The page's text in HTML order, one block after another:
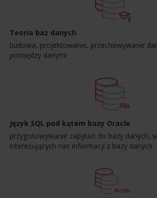
Teoria baz danych
budowa, projektowanie, przechowywanie
pomiędzy danymi
Język SQL pod kątem bazy Oracle
przygotowywanie zapytań do bazy danych,
interesujących nas informacji z bazy danych